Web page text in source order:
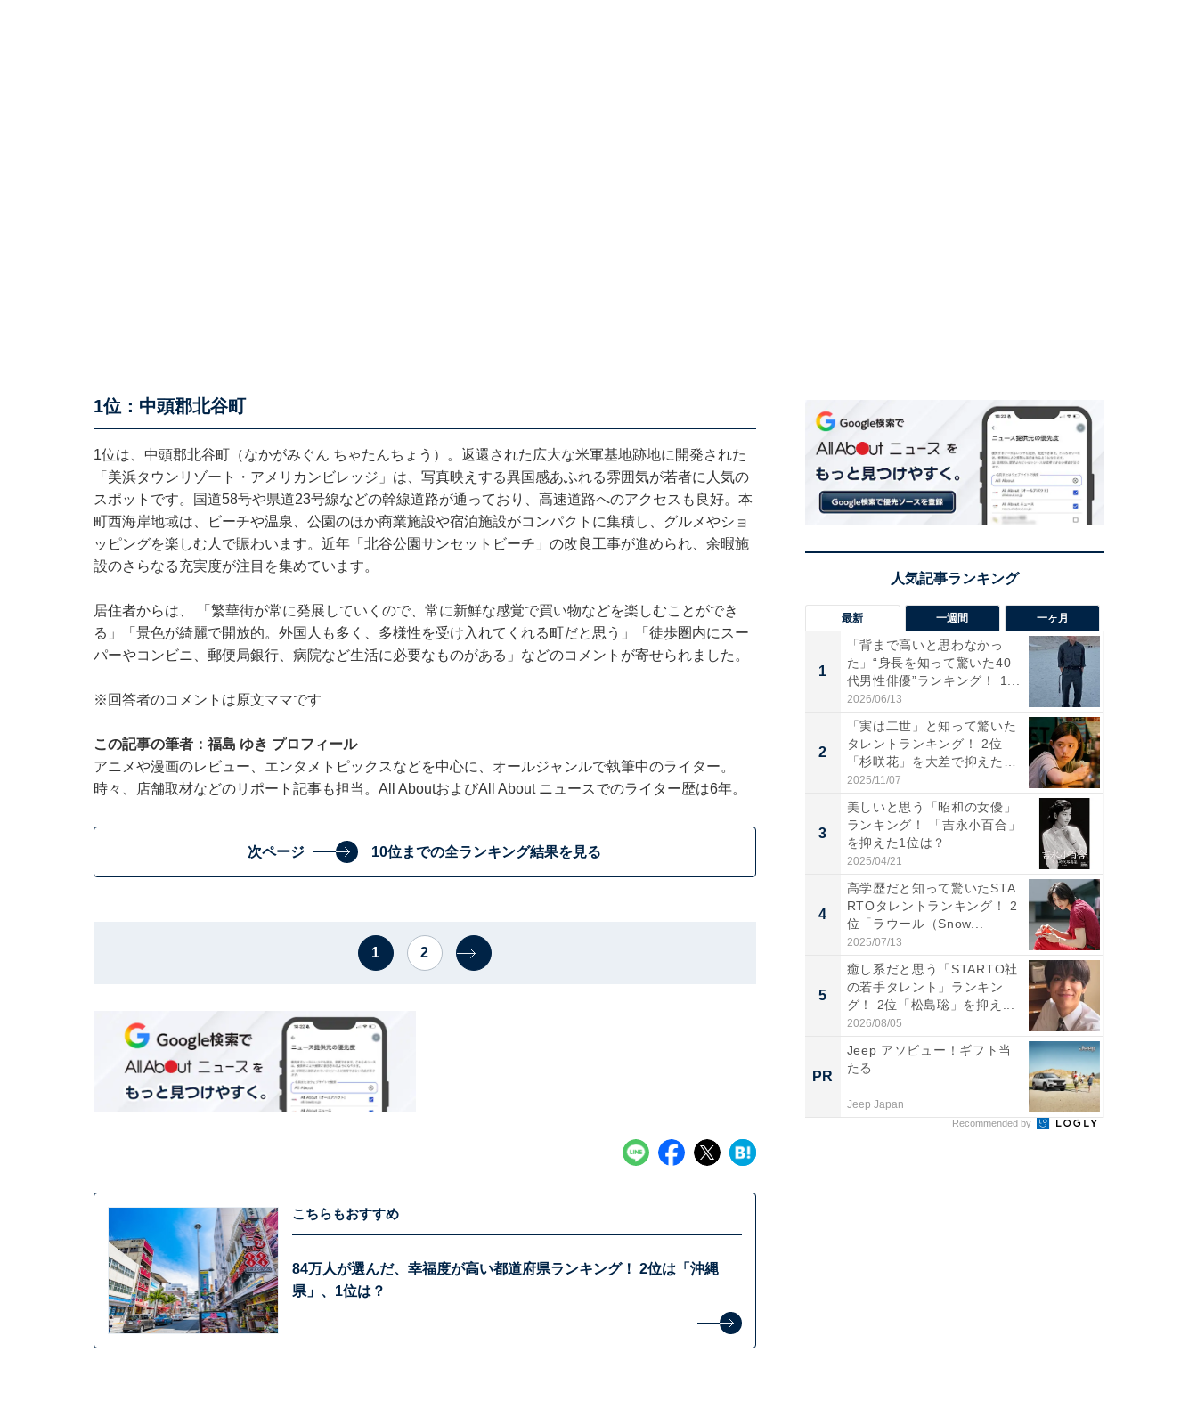
1位：中頭郡北谷町
1位は、中頭郡北谷町（なかがみぐん ちゃたんちょう）。返還された広大な米軍基地跡地に開発された
「美浜タウンリゾート・アメリカンビレッジ」は、写真映えする異国感あふれる雰囲気が若者に人気の
スポットです。国道58号や県道23号線などの幹線道路が通っており、高速道路へのアクセスも良好。本
町西海岸地域は、ビーチや温泉、公園のほか商業施設や宿泊施設がコンパクトに集積し、グルメやショ
ッピングを楽しむ人で賑わいます。近年「北谷公園サンセットビーチ」の改良工事が進められ、余暇施
設のさらなる充実度が注目を集めています。
居住者からは、 「繁華街が常に発展していくので、常に新鮮な感覚で買い物などを楽しむことができ
る」「景色が綺麗で開放的。外国人も多く、多様性を受け入れてくれる町だと思う」「徒歩圏内にスー
パーやコンビニ、郵便局銀行、病院など生活に必要なものがある」などのコメントが寄せられました。
※回答者のコメントは原文ママです
この記事の筆者：福島 ゆき プロフィール
アニメや漫画のレビュー、エンタメトピックスなどを中心に、オールジャンルで執筆中のライター。
時々、店舗取材などのリポート記事も担当。All AboutおよびAll About ニュースでのライター歴は6年。
次ページ 10位までの全ランキング結果を見る
1 2
こちらもおすすめ
84万人が選んだ、幸福度が高い都道府県ランキング！ 2位は「沖縄
県」、1位は？
最新 一週間 一ヶ月
1
「背まで高いと思わなかっ
た」“身長を知って驚いた40
代男性俳優”ランキング！ 1...
2026/06/13
2
「実は二世」と知って驚いた
タレントランキング！ 2位
「杉咲花」を大差で抑えた1
位...
2025/11/07
3
美しいと思う「昭和の女優」
ランキング！ 「吉永小百合」
を抑えた1位は？
2025/04/21
4
高学歴だと知って驚いたSTA
RTOタレントランキング！ 2
位「ラウール（Snow...
2025/07/13
5
癒し系だと思う「STARTO社
の若手タレント」ランキン
グ！ 2位「松島聡」を抑え...
2026/08/05
PR
Jeep アソビュー！ギフト当
たる
Jeep Japan
Recommended by